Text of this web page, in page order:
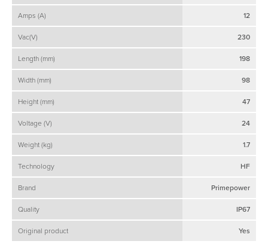
Amps (A) 12
Vac(V) 230
Length (mm) 198
Width (mm) 98
Height (mm) 47
Voltage (V) 24
Weight (kg) 1.7
Technology HF
Brand Primepower
Quality IP67
Original product Yes